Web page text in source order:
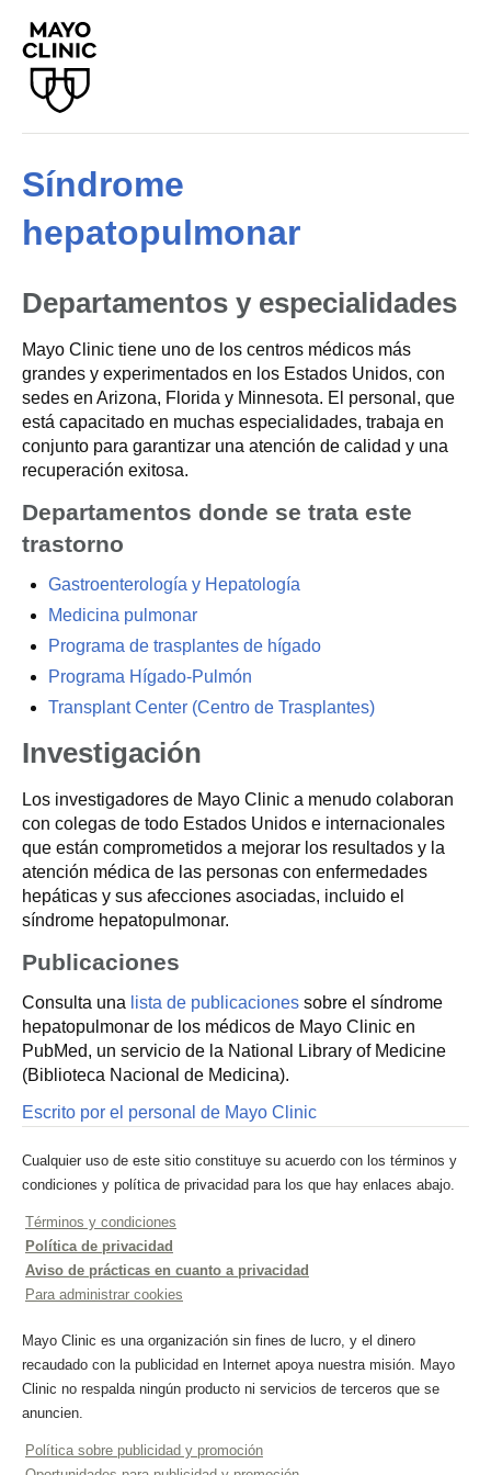
Síndrome
hepatopulmonar
Departamentos y especialidades
Mayo Clinic tiene uno de los centros médicos más
grandes y experimentados en los Estados Unidos, con
sedes en Arizona, Florida y Minnesota. El personal, que
está capacitado en muchas especialidades, trabaja en
conjunto para garantizar una atención de calidad y una
recuperación exitosa.
Departamentos donde se trata este
trastorno
Gastroenterología y Hepatología
Medicina pulmonar
Programa de trasplantes de hígado
Programa Hígado-Pulmón
Transplant Center (Centro de Trasplantes)
Investigación
Los investigadores de Mayo Clinic a menudo colaboran
con colegas de todo Estados Unidos e internacionales
que están comprometidos a mejorar los resultados y la
atención médica de las personas con enfermedades
hepáticas y sus afecciones asociadas, incluido el
síndrome hepatopulmonar.
Publicaciones
Consulta una lista de publicaciones sobre el síndrome
hepatopulmonar de los médicos de Mayo Clinic en
PubMed, un servicio de la National Library of Medicine
(Biblioteca Nacional de Medicina).
Escrito por el personal de Mayo Clinic
Cualquier uso de este sitio constituye su acuerdo con los términos y
condiciones y política de privacidad para los que hay enlaces abajo.
Términos y condiciones
Política de privacidad
Aviso de prácticas en cuanto a privacidad
Para administrar cookies
Mayo Clinic es una organización sin fines de lucro, y el dinero
recaudado con la publicidad en Internet apoya nuestra misión. Mayo
Clinic no respalda ningún producto ni servicios de terceros que se
anuncien.
Política sobre publicidad y promoción